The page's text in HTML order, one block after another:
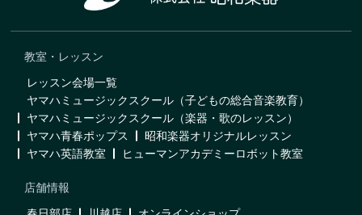
教室・レッスン
レッスン会場一覧
ヤマハミュージックスクール（子どもの総合音楽教育）
ヤマハミュージックスクール（楽器・歌のレッスン）
ヤマハ青春ポップス
昭和楽器オリジナルレッスン
ヤマハ英語教室
ヒューマンアカデミーロボット教室
店舗情報